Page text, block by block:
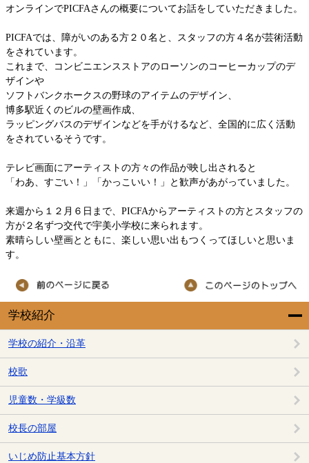
学校紹介
学校の紹介・沿革
校歌
児童数・学級数
校長の部屋
いじめ防止基本方針
オンラインでPICFAさんの概要についてお話をしていただきました。
PICFAでは、障がいのある方２０名と、スタッフの方４名が芸術活動
をされています。
これまで、コンビニエンスストアのローソンのコーヒーカップのデ
ザインや
ソフトバンクホークスの野球のアイテムのデザイン、
博多駅近くのビルの壁画作成、
ラッピングバスのデザインなどを手がけるなど、全国的に広く活動
をされているそうです。
テレビ画面にアーティストの方々の作品が映し出されると
「わあ、すごい！」「かっこいい！」と歓声があがっていました。
来週から１２月６日まで、PICFAからアーティストの方とスタッフの
方が２名ずつ交代で宇美小学校に来られます。
素晴らしい壁画とともに、楽しい思い出もつくってほしいと思いま
す。